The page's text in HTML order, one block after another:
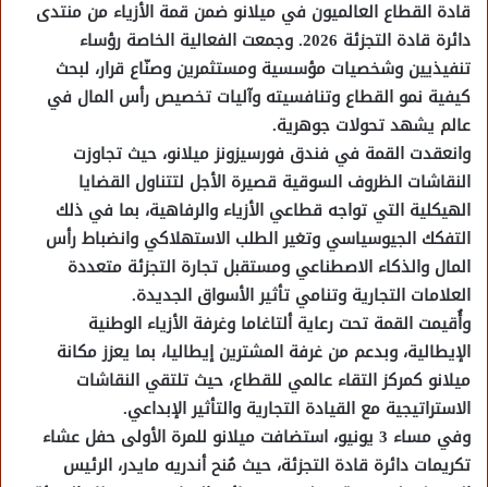
قادة القطاع العالميون في ميلانو ضمن قمة الأزياء من منتدى
دائرة قادة التجزئة 2026. وجمعت الفعالية الخاصة رؤساء
تنفيذيين وشخصيات مؤسسية ومستثمرين وصنّاع قرار، لبحث
كيفية نمو القطاع وتنافسيته وآليات تخصيص رأس المال في
عالم يشهد تحولات جوهرية.
وانعقدت القمة في فندق فورسيزونز ميلانو، حيث تجاوزت
النقاشات الظروف السوقية قصيرة الأجل لتتناول القضايا
الهيكلية التي تواجه قطاعي الأزياء والرفاهية، بما في ذلك
التفكك الجيوسياسي وتغير الطلب الاستهلاكي وانضباط رأس
المال والذكاء الاصطناعي ومستقبل تجارة التجزئة متعددة
العلامات التجارية وتنامي تأثير الأسواق الجديدة.
وأُقيمت القمة تحت رعاية ألتاغاما وغرفة الأزياء الوطنية
الإيطالية، وبدعم من غرفة المشترين إيطاليا، بما يعزز مكانة
ميلانو كمركز التقاء عالمي للقطاع، حيث تلتقي النقاشات
الاستراتيجية مع القيادة التجارية والتأثير الإبداعي.
وفي مساء 3 يونيو، استضافت ميلانو للمرة الأولى حفل عشاء
تكريمات دائرة قادة التجزئة، حيث مُنح أندريه مايدر، الرئيس